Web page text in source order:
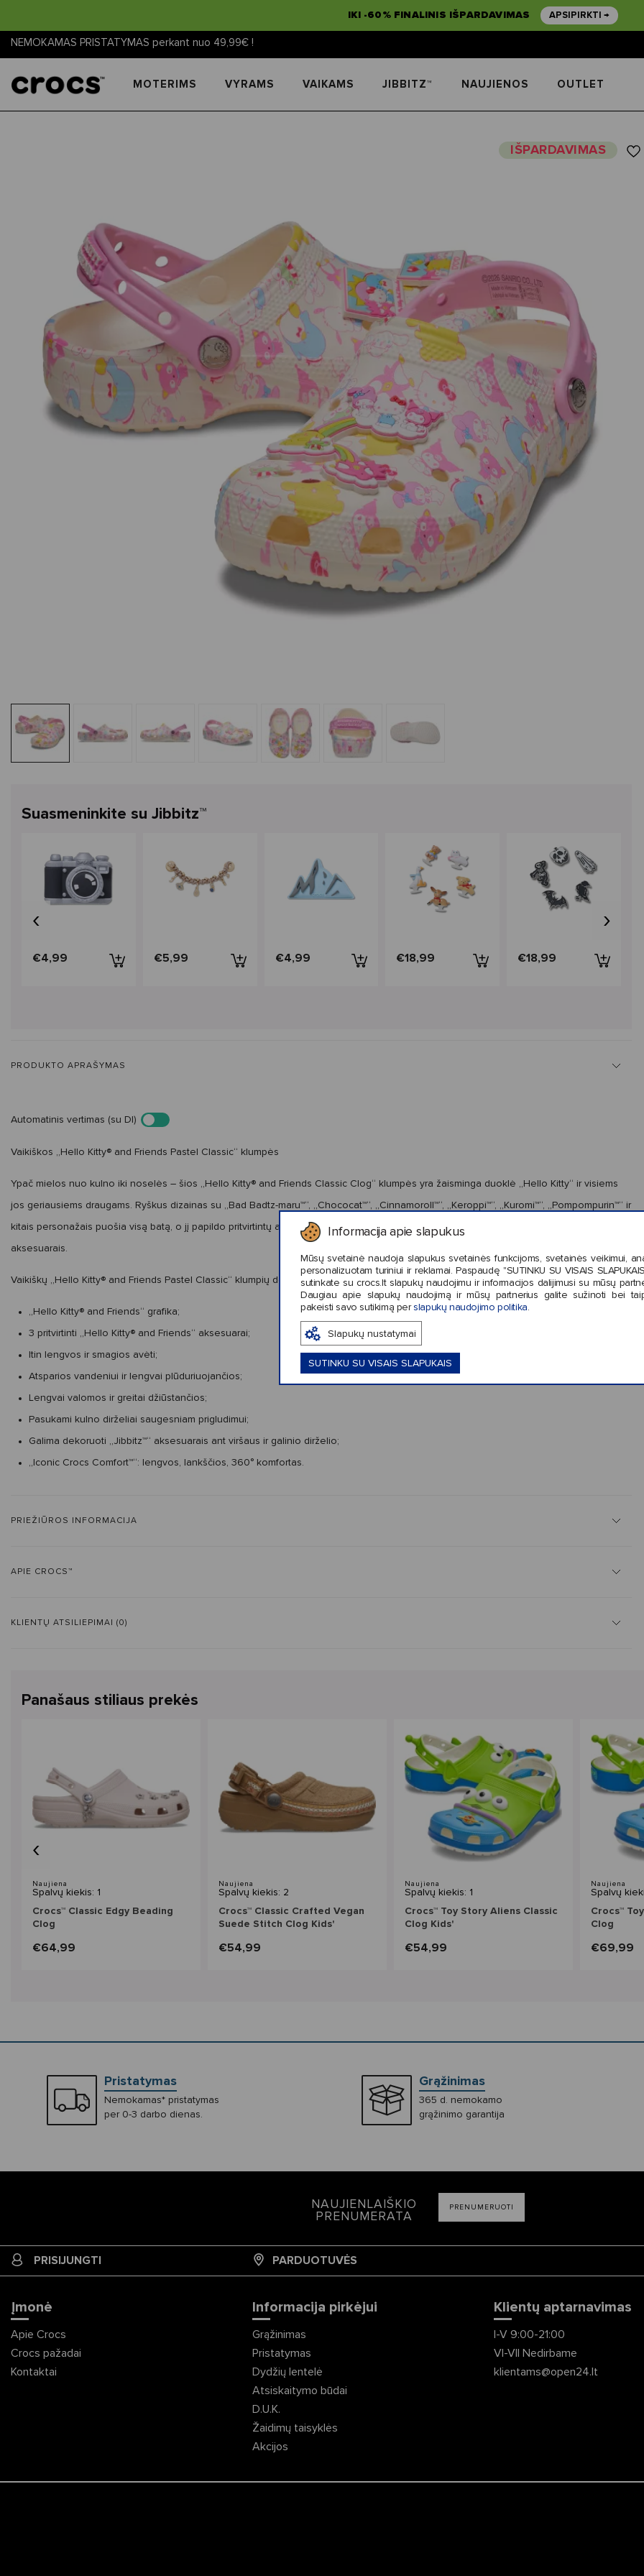
IKI -60% FINALINIS IŠPARDAVIMAS APSIPIRKTI →
NEMOKAMAS PRISTATYMAS perkant nuo 49,99€ !
MOTERIMS VYRAMS VAIKAMS JIBBITZ™ NAUJIENOS OUTLET
Informacija apie slapukus
Mūsų svetainė naudoja slapukus svetainės funkcijoms, svetainės veikimui,
personalizuotam turiniui ir reklamai. Paspaudę "SUTINKU SU VISAIS
sutinkate su crocs.lt slapukų naudojimu ir informacijos dalijimusi su mūsų
Daugiau apie slapukų naudojimą ir mūsų partnerius galite sužinoti bei
pakeisti savo sutikimą per slapukų naudojimo politika.
Slapukų nustatymai
SUTINKU SU VISAIS SLAPUKAIS
IŠPARDAVIMAS
Suasmeninkite su Jibbitz™
€4,99 €5,99 €4,99 €18,99 €18,99
‹ ›
PRODUKTO APRAŠYMAS
Automatinis vertimas (su DI)
Vaikiškos „Hello Kitty® and Friends Pastel Classic“ klumpės
Ypač mielos nuo kulno iki noselės – šios „Hello Kitty® and Friends Classic Clog“ klumpės yra žaisminga duoklė „Hello Kitty“ ir visiems
jos geriausiems draugams. Ryškus dizainas su „Bad Badtz-maru™“, „Chococat™“, „Cinnamoroll™“, „Keroppi™“, „Kuromi™“, „Pompompurin™“ ir
kitais personažais puošia visą batą, o jį papildo pritvirtintų aksesuarų kolekcija bei daug vietos papildyti mėgstamiausiais vaiko „Jibbitz™“
aksesuarais.
Vaikiškų „Hello Kitty® and Friends Pastel Classic“ klumpių detalės:
„Hello Kitty® and Friends“ grafika;
3 pritvirtinti „Hello Kitty® and Friends“ aksesuarai;
Itin lengvos ir smagios avėti;
Atsparios vandeniui ir lengvai plūduriuojančios;
Lengvai valomos ir greitai džiūstančios;
Pasukami kulno dirželiai saugesniam prigludimui;
Galima dekoruoti „Jibbitz™“ aksesuarais ant viršaus ir galinio dirželio;
„Iconic Crocs Comfort™“: lengvos, lankščios, 360° komfortas.
PRIEŽIŪROS INFORMACIJA
APIE CROCS™
KLIENTŲ ATSILIEPIMAI (0)
Panašaus stiliaus prekės
Naujiena
Spalvų kiekis: 1
Crocs™ Classic Edgy Beading
Clog
€64,99
Naujiena
Spalvų kiekis: 2
Crocs™ Classic Crafted Vegan
Suede Stitch Clog Kids'
€54,99
Naujiena
Spalvų kiekis: 1
Crocs™ Toy Story Aliens Classic
Clog Kids'
€54,99
Naujiena
Spalvų
Crocs™
Clog
€69,99
‹
Pristatymas
Nemokamas* pristatymas
per 0-3 darbo dienas.
Grąžinimas
365 d. nemokamo
grąžinimo garantija
NAUJIENLAIŠKIO
PRENUMERATA
PRENUMERUOTI
PRISIJUNGTI PARDUOTUVĖS
Įmonė
Apie Crocs
Crocs pažadai
Kontaktai
Informacija pirkėjui
Grąžinimas
Pristatymas
Dydžių lentelė
Atsiskaitymo būdai
D.U.K.
Žaidimų taisyklės
Akcijos
Klientų aptarnavimas
I-V 9:00-21:00
VI-VII Nedirbame
klientams@open24.lt